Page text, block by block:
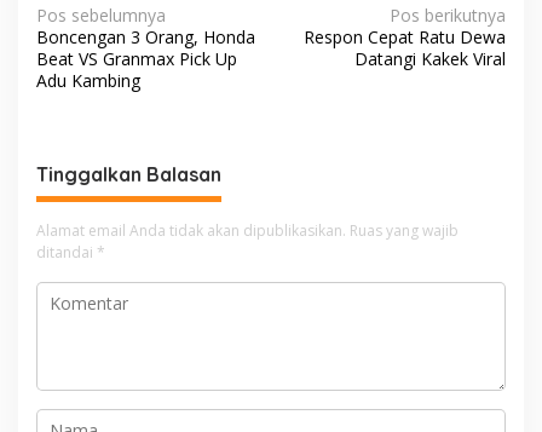
N
a
v
g
a
s
i
p
Pos sebelumnya
Boncengan 3 Orang, Honda
Beat VS Granmax Pick Up
Adu Kambing
Pos berikutnya
Respon Cepat Ratu Dewa
Datangi Kakek Viral
Tinggalkan Balasan
Alamat email Anda tidak akan dipublikasikan. Ruas yang wajib
ditandai *